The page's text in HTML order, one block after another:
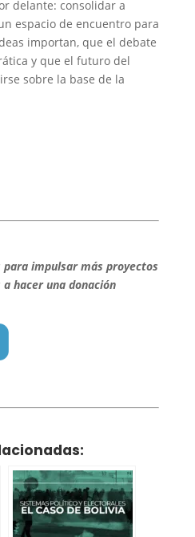
delante: consolidar a
espacio de encuentro para
importan, que el debate
y que el futuro del
sobre la base de la
impulsar más proyectos
hacer una donación